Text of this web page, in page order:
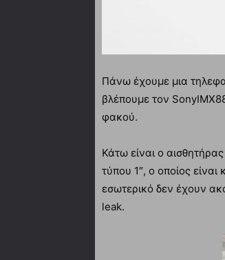
Πάνω έχουμε μια
βλέπουμε τον
φακού.
Κάτω είναι ο
τύπου 1″, ο οποίος
εσωτερικό δεν έχουν
leak.